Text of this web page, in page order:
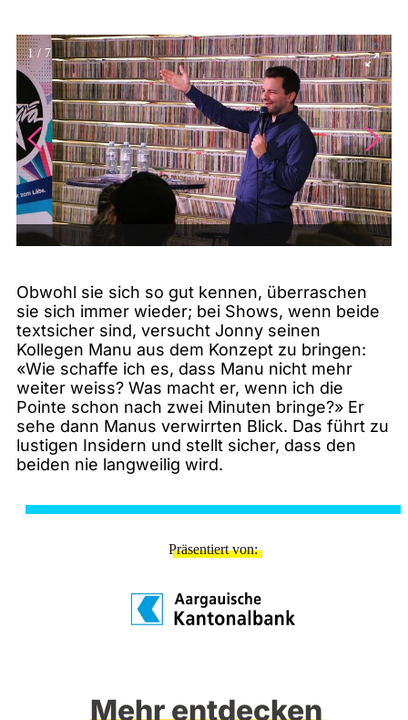
1/ 7
Obwohl sie sich so gut kennen, überraschen
sie sich immer wieder; bei Shows, wenn beide
textsicher sind, versucht Jonny seinen
Kollegen Manu aus dem Konzept zu bringen:
«Wie schaffe ich es, dass Manu nicht mehr
weiter weiss? Was macht er, wenn ich die
Pointe schon nach zwei Minuten bringe?» Er
sehe dann Manus verwirrten Blick. Das führt zu
lustigen Insidern und stellt sicher, dass den
beiden nie langweilig wird.
Präsentiert von
Mehr entdecken